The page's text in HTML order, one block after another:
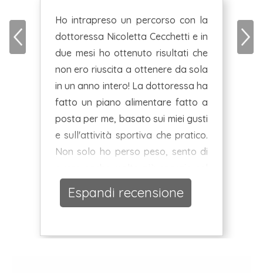
Ho intrapreso un percorso con la
dottoressa Nicoletta Cecchetti e in
due mesi ho ottenuto risultati che
non ero riuscita a ottenere da sola
in un anno intero! La dottoressa ha
fatto un piano alimentare fatto a
posta per me, basato sui miei gusti
e sull'attività sportiva che pratico.
Non solo ho perso peso, sento di
corso della giornata e le mie
prestazioni fisiche durante gli
migliorate!La dottoressa Nicoletta
Espandi recensione